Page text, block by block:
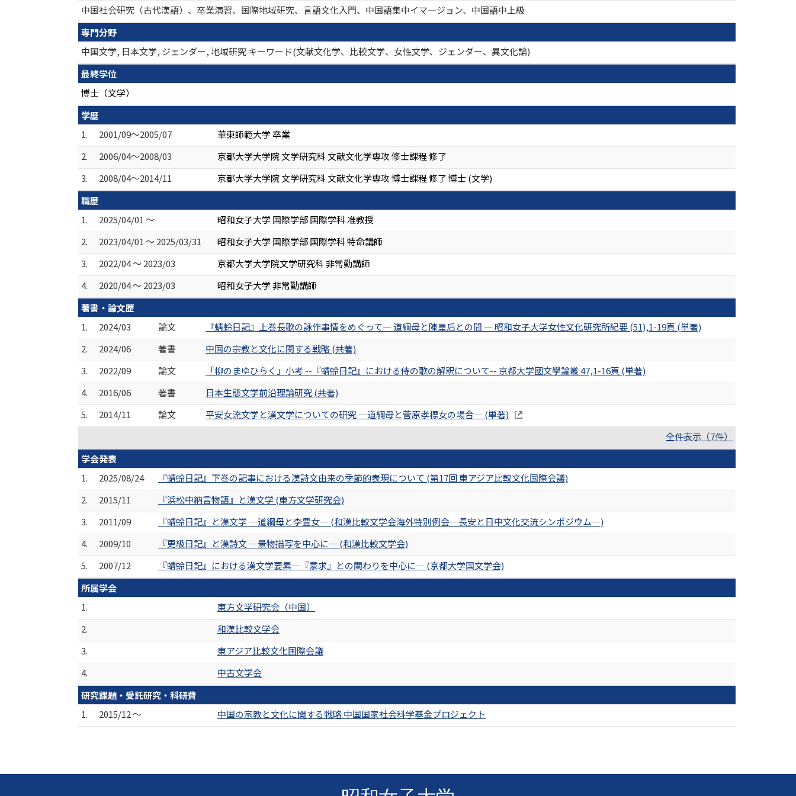
中国社会研究（古代漢語）、卒業演習、国際地域研究、言語文化入門、中国語集中イマ―ジョン、中国語中上級
専門分野
中国文学, 日本文学, ジェンダー, 地域研究 キーワード(文献文化学、比較文学、女性文学、ジェンダー、異文化論)
最終学位
博士（文学）
学歴
1.
2001/09～2005/07
華東師範大学 卒業
2.
2006/04～2008/03
京都大学大学院 文学研究科 文献文化学専攻 修士課程 修了
3.
2008/04～2014/11
京都大学大学院 文学研究科 文献文化学専攻 博士課程 修了 博士 (文学)
職歴
1.
2025/04/01 ～
昭和女子大学 国際学部 国際学科 准教授
2.
2023/04/01 ～ 2025/03/31
昭和女子大学 国際学部 国際学科 特命講師
3.
2022/04 ～ 2023/03
京都大学大学院文学研究科 非常勤講師
4.
2020/04 ～ 2023/03
昭和女子大学 非常勤講師
著書・論文歴
1.
2024/03 論文
『蜻蛉日記』上巻長歌の詠作事情をめぐって― 道綱母と陳皇后との間 ― 昭和女子大学女性文化研究所紀要 (51),1-19頁 (単著)
2.
2024/06 著書
中国の宗教と文化に関する戦略 (共著)
3.
2022/09 論文
「柳のまゆひらく」小考 --『蜻蛉日記』における侍の歌の解釈について-- 京都大学國文學論叢 47,1-16頁 (単著)
4.
2016/06 著書
日本生態文学前沿理論研究 (共著)
5.
2014/11 論文
平安女流文学と漢文学についての研究 ―道綱母と菅原孝標女の場合― (単著)
全件表示（7件）
学会発表
1.
2025/08/24
『蜻蛉日記』下巻の記事における漢詩文由来の季節的表現について (第17回 東アジア比較文化国際会議)
2.
2015/11
『浜松中納言物語』と漢文学 (東方文学研究会)
3.
2011/09
『蜻蛉日記』と漢文学 ―道綱母と李豊女― (和漢比較文学会海外特別例会―長安と日中文化交流シンポジウム―)
4.
2009/10
『更級日記』と漢詩文 ―景物描写を中心に― (和漢比較文学会)
5.
2007/12
『蜻蛉日記』における漢文学要素―『蒙求』との関わりを中心に― (京都大学国文学会)
所属学会
1.
東方文学研究会（中国）
2.
和漢比較文学会
3.
東アジア比較文化国際会議
4.
中古文学会
研究課題・受託研究・科研費
1.
2015/12 ～ 中国の宗教と文化に関する戦略 中国国家社会科学基金プロジェクト